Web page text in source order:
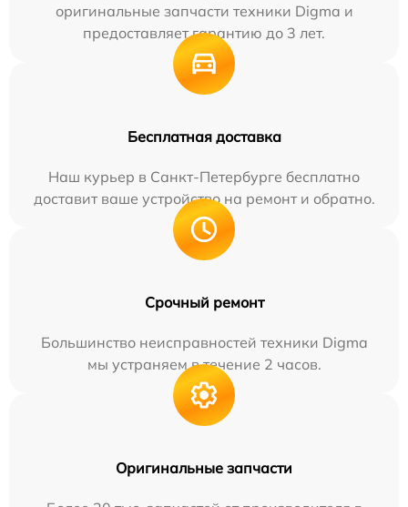
оригинальные запчасти техники Digma и
предоставляет гарантию до 3 лет.
Бесплатная доставка
Наш курьер в Санкт-Петербурге бесплатно
доставит ваше устройство на ремонт и обратно.
Срочный ремонт
Большинство неисправностей техники Digma
мы устраняем в течение 2 часов.
Оригинальные запчасти